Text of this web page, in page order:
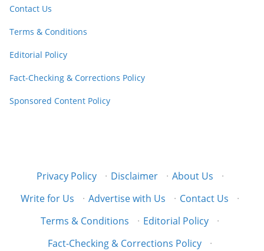
Contact Us
Terms & Conditions
Editorial Policy
Fact-Checking & Corrections Policy
Sponsored Content Policy
Privacy Policy · Disclaimer · About Us
·
Write for Us
· Advertise with Us · Contact Us
·
Terms & Conditions
· Editorial Policy
·
Fact-Checking & Corrections Policy
·